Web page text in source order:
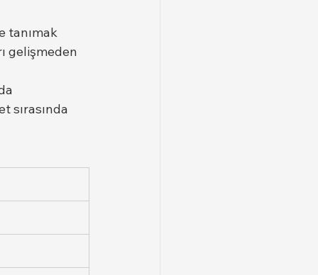
tanımak
gelişmeden
sırasında